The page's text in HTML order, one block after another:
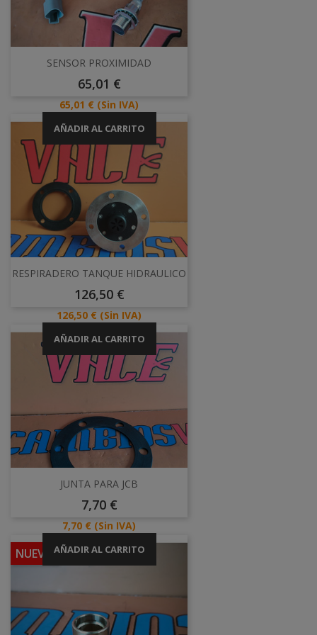
SENSOR PROXIMIDAD
Precio
65,01 €
Precio
65,01 € (Sin IVA)
AÑADIR AL CARRITO
RESPIRADERO TANQUE HIDRAULICO
Precio
126,50 €
Precio
126,50 € (Sin IVA)
AÑADIR AL CARRITO
JUNTA PARA JCB
Precio
7,70 €
Precio
7,70 € (Sin IVA)
AÑADIR AL CARRITO
NUEVO